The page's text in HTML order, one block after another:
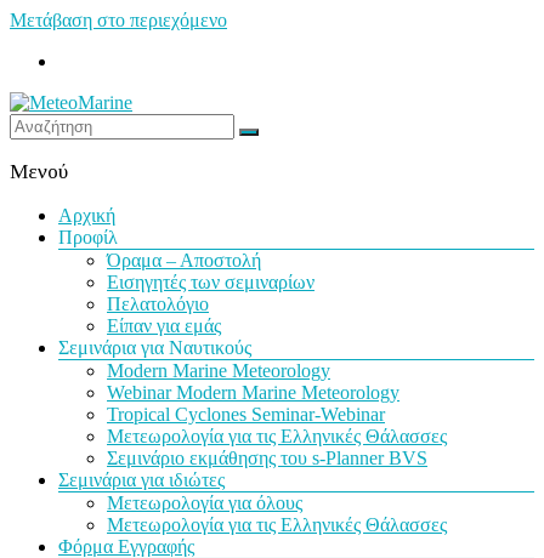
Μετάβαση στο περιεχόμενο
Μενού
Αρχική
Προφίλ
Όραμα – Αποστολή
Εισηγητές των σεμιναρίων
Πελατολόγιο
Είπαν για εμάς
Σεμινάρια για Ναυτικούς
Modern Marine Meteorology
Webinar Modern Marine Meteorology
Tropical Cyclones Seminar-Webinar
Μετεωρολογία για τις Ελληνικές Θάλασσες
Σεμινάριο εκμάθησης του s-Planner BVS
Σεμινάρια για ιδιώτες
Μετεωρολογία για όλους
Μετεωρολογία για τις Ελληνικές Θάλασσες
Φόρμα Εγγραφής